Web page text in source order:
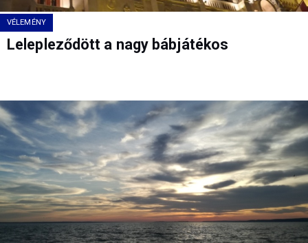
VÉLEMÉNY
Lelepleződött a nagy bábjátékos